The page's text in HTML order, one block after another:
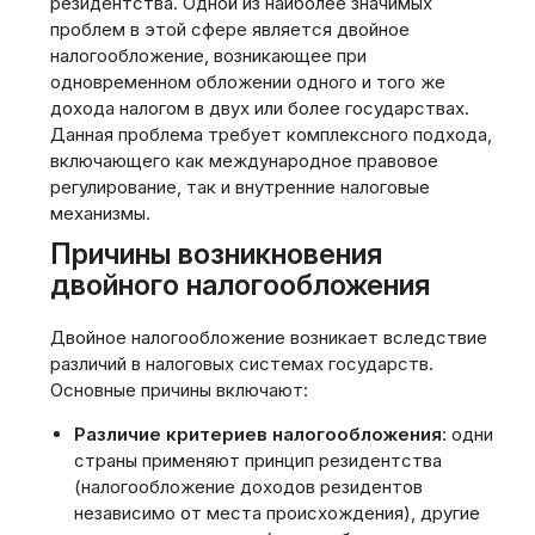
проблем в этой сфере является двойное
налогообложение, возникающее при
одновременном обложении одного и того же
дохода налогом в двух или более государствах.
Данная проблема требует комплексного подхода,
включающего как международное правовое
регулирование, так и внутренние налоговые
механизмы.
Причины возникновения
двойного налогообложения
Двойное налогообложение возникает вследствие
различий в налоговых системах государств.
Основные причины включают:
Различие критериев налогообложения: одни
страны применяют принцип резидентства
(налогообложение доходов резидентов
независимо от места происхождения), другие